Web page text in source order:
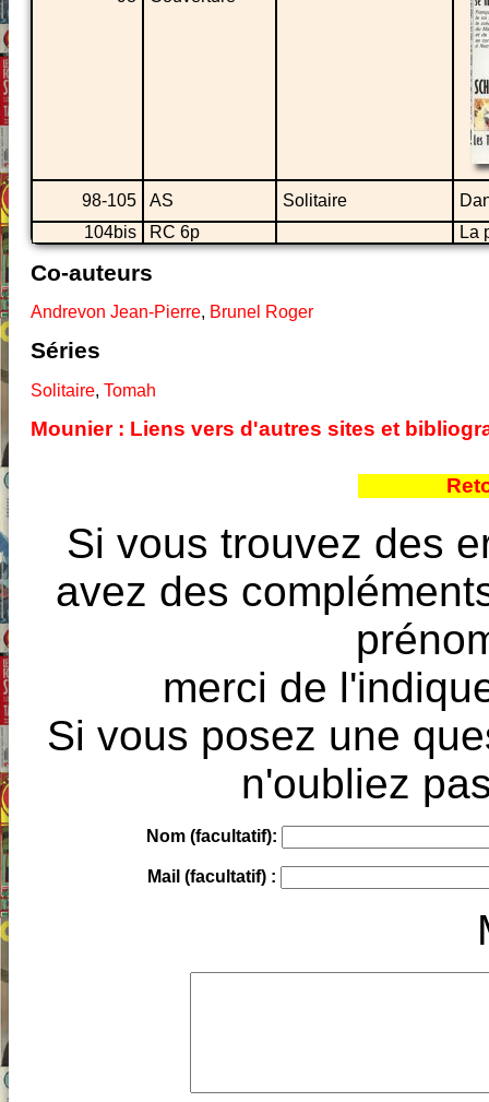
98-105 AS Solitaire
104bis
RC 6p La
Co-auteurs
Andrevon Jean-Pierre, Brunel Roger
Séries
Solitaire, Tomah
Mounier : Liens vers d'autres sites et
Si vous trouvez des
avez des
merci de
Si vous posez une
n'oubliez
Nom (facultatif):
Mail (facultatif) :